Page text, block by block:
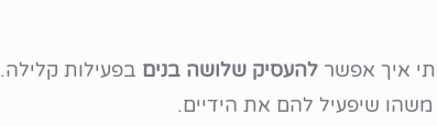
להעסיק שלושה בנים בפעילות קלילה.
שיפעיל להם את הידיים.